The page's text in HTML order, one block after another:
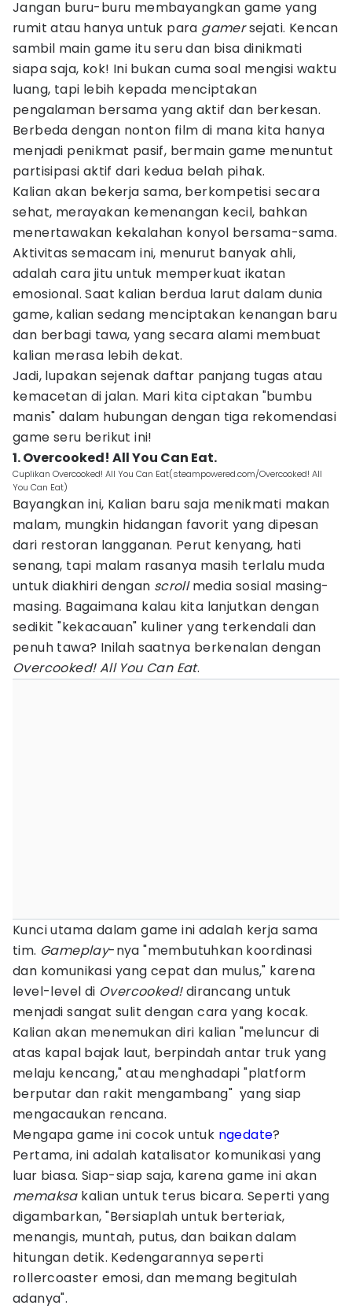
Jangan buru-buru membayangkan game yang
rumit atau hanya untuk para gamersejati. Kencan
sambil main game itu seru dan bisa dinikmati
siapa saja, kok! Ini bukan cuma soal mengisi waktu
luang, tapi lebih kepada menciptakan
pengalaman bersama yang aktif dan berkesan.
Berbeda dengan nonton film di mana kita hanya
menjadi penikmat pasif, bermain game menuntut
partisipasi aktif dari kedua belah pihak.
Kalian akan bekerja sama, berkompetisi secara
sehat, merayakan kemenangan kecil, bahkan
menertawakan kekalahan konyol bersama-sama.
Aktivitas semacam ini, menurut banyak ahli,
adalah cara jitu untuk memperkuat ikatan
emosional. Saat kalian berdua larut dalam dunia
game, kalian sedang menciptakan kenangan baru
dan berbagi tawa, yang secara alami membuat
kalian merasa lebih dekat.
Jadi, lupakan sejenak daftar panjang tugas atau
kemacetan di jalan. Mari kita ciptakan "bumbu
manis" dalam hubungan dengan tiga rekomendasi
game seru berikut ini!
1. Overcooked! All You Can Eat.
Cuplikan Overcooked! All You Can Eat(steampowered.com/Overcooked! All
You Can Eat)
Bayangkan ini, Kalian baru saja menikmati makan
malam, mungkin hidangan favorit yang dipesan
dari restoran langganan. Perut kenyang, hati
senang, tapi malam rasanya masih terlalu muda
untuk diakhiri dengan scrollmedia sosial masing-
masing. Bagaimana kalau kita lanjutkan dengan
sedikit "kekacauan" kuliner yang terkendali dan
penuh tawa? Inilah saatnya berkenalan dengan
Overcooked! All You Can Eat.
Kunci utama dalam game ini adalah kerja sama
tim. Gameplay-nya "membutuhkan koordinasi
dan komunikasi yang cepat dan mulus," karena
level-level di Overcooked!dirancang untuk
menjadi sangat sulit dengan cara yang kocak.
Kalian akan menemukan diri kalian "meluncur di
atas kapal bajak laut, berpindah antar truk yang
melaju kencang," atau menghadapi "platform
berputar dan rakit mengambang" yang siap
mengacaukan rencana.
Mengapa game ini cocok untuk ngedate?
Pertama, ini adalah katalisator komunikasi yang
luar biasa. Siap-siap saja, karena game ini akan
memaksakalian untuk terus bicara. Seperti yang
digambarkan, "Bersiaplah untuk berteriak,
menangis, muntah, putus, dan baikan dalam
hitungan detik. Kedengarannya seperti
rollercoaster emosi, dan memang begitulah
adanya".